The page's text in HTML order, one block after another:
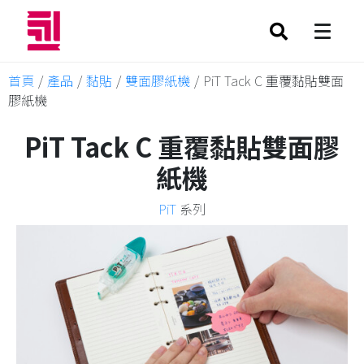
首頁 / 產品 / 黏貼 / 雙面膠紙機 / PiT Tack C 重覆黏貼雙面
膠紙機
PiT Tack C 重覆黏貼雙面膠
紙機
PiT 系列